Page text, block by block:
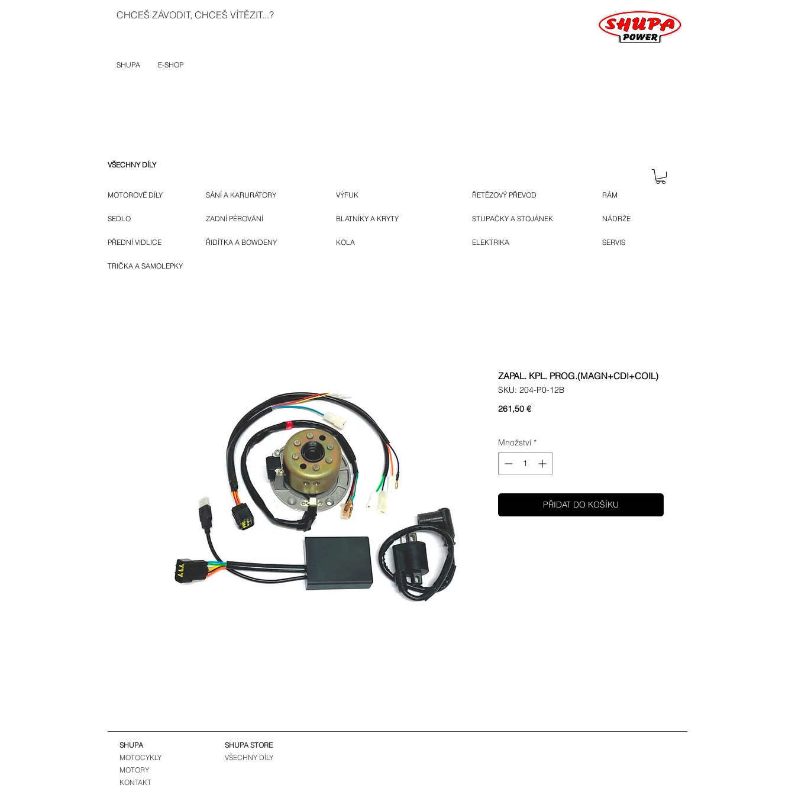
CHCEŠ ZÁVODIT, CHCEŠ VÍTĚZIT...?
SHUPA E-SHOP
VŠECHNY DÍLY
MOTOROVÉ DÍLY
SEDLO
PŘEDNÍ VIDLICE
SÁNÍ A KARURÁTORY
ZADNÍ PÉROVÁNÍ
ŘIDÍTKA A BOWDENY
VÝFUK
BLATNÍKY A KRYTY
KOLA
ŘETĚZOVÝ PŘEVOD
STUPAČKY A STOJÁNEK
ELEKTRIKA
RÁM
NÁDRŽE
SERVIS
TRIČKA A SAMOLEPKY
ZAPAL. KPL. PROG.(MAGN+CDI+COIL)
SKU: 204-P0-12B
261,50 €Cena
Množství *
PŘIDAT DO KOŠÍKU
SHUPA
MOTOCYKLY
MOTORY
KONTAKT
SHUPA STORE
VŠECHNY DÍLY